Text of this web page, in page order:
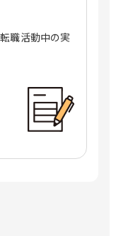
職活動中の実